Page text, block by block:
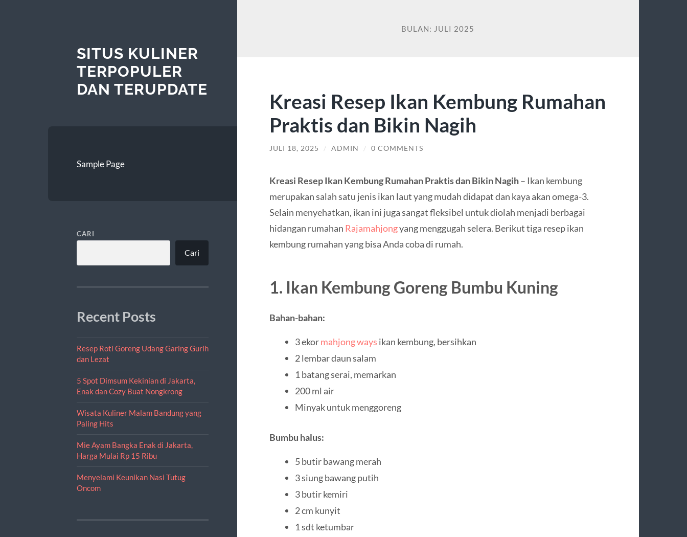
SITUS KULINER
TERPOPULER
DAN TERUPDATE
Sample Page
CARI
Cari
Recent Posts
Resep Roti Goreng Udang Garing Gurih
dan Lezat
5 Spot Dimsum Kekinian di Jakarta,
Enak dan Cozy Buat Nongkrong
Wisata Kuliner Malam Bandung yang
Paling Hits
Mie Ayam Bangka Enak di Jakarta,
Harga Mulai Rp 15 Ribu
Menyelami Keunikan Nasi Tutug
Oncom
BULAN: JULI 2025
Kreasi Resep Ikan Kembung Rumahan
Praktis dan Bikin Nagih
JULI 18, 2025 / ADMIN / 0 COMMENTS
Kreasi Resep Ikan Kembung Rumahan Praktis dan Bikin Nagih– Ikan kembung
merupakan salah satu jenis ikan laut yang mudah didapat dan kaya akan omega-3.
Selain menyehatkan, ikan ini juga sangat fleksibel untuk diolah menjadi berbagai
hidangan rumahan Rajamahjongyang menggugah selera. Berikut tiga resep ikan
kembung rumahan yang bisa Anda coba di rumah.
1. Ikan Kembung Goreng Bumbu Kuning
Bahan-bahan:
3 ekormahjong ways ikan kembung, bersihkan
2 lembar daun salam
1 batang serai, memarkan
200 ml air
Minyak untuk menggoreng
Bumbu halus:
5 butir bawang merah
3 siung bawang putih
3 butir kemiri
2 cm kunyit
1 sdt ketumbar